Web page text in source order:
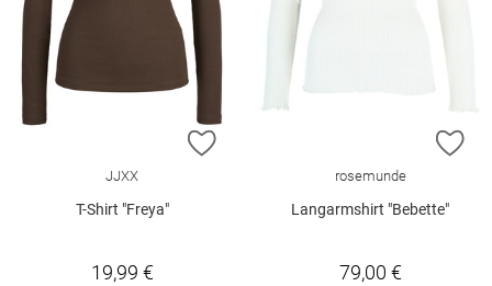
ZUR WUNSCHLISTE HINZUFÜGEN
JJXX
T-Shirt "Freya"
19,99 €
rosemunde
Langarmshirt "Bebette"
79,00 €